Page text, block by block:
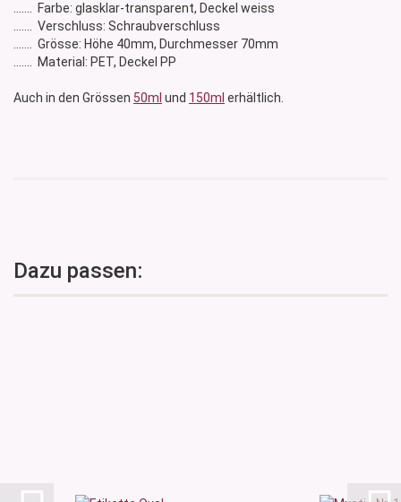
....... Farbe: glasklar-transparent, Deckel weiss
....... Verschluss: Schraubverschluss
....... Grösse: Höhe 40mm, Durchmesser 70mm
....... Material: PET, Deckel PP
Auch in den Grössen 50ml und 150ml erhältlich.
Dazu passen: